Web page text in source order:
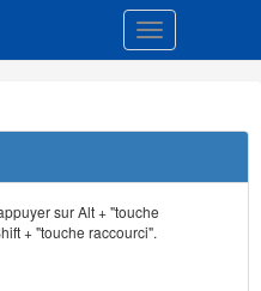
Toggle
sur Alt + "touche
+ "touche raccourci".